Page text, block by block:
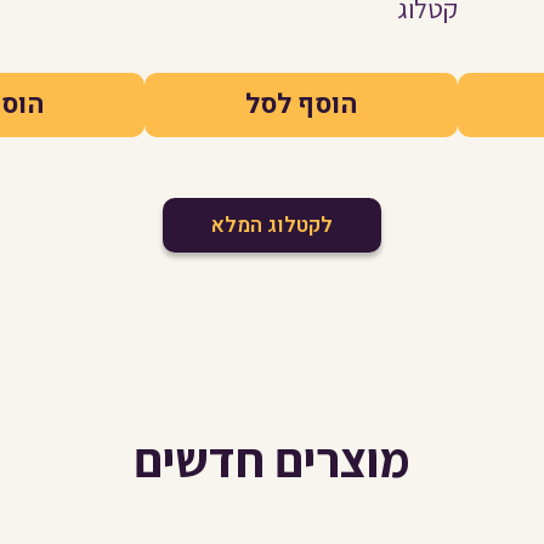
קטלוג
הוסף לסל
לקטלוג המלא
מוצרים חדשים